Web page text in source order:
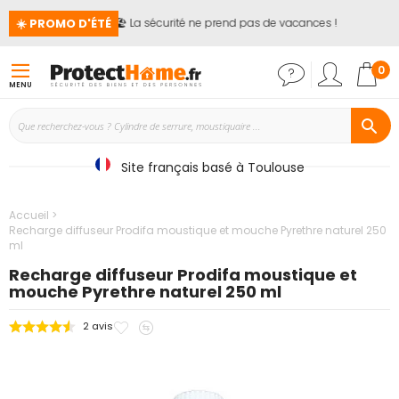
☀️ PROMO D'ÉTÉ🏖️ La sécurité ne prend pas de vacances !
MENU
0
Site français basé à Toulouse
Accueil
Recharge diffuseur Prodifa moustique et mouche Pyrethre naturel 250
ml
Recharge diffuseur Prodifa moustique et
mouche Pyrethre naturel 250 ml
2 avis
Ajouter